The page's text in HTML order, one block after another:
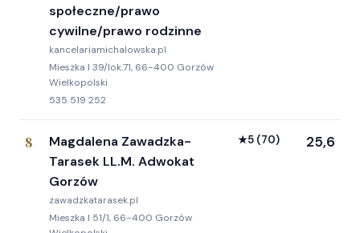
społeczne/prawo
cywilne/prawo rodzinne
kancelariamichalowska.pl
Mieszka I 39/lok.71, 66-400 Gorzów
Wielkopolski
535 519 252
8
Magdalena Zawadzka-
Tarasek LL.M. Adwokat
Gorzów
zawadzkatarasek.pl
Mieszka I 51/1, 66-400 Gorzów
★5 (70) 25,6